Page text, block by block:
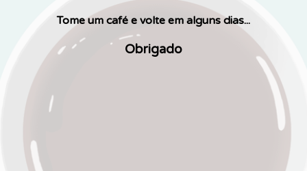
Tome um café e volte em alguns dias...
Obrigado